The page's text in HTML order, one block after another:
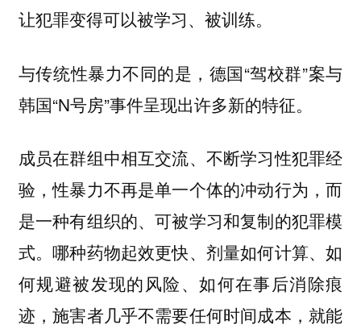
让犯罪变得可以被学习、被训练。
与传统性暴力不同的是，德国“驾校群”案与
韩国“N号房”事件呈现出许多新的特征。
成员在群组中相互交流、不断学习性犯罪经
验，性暴力不再是单一个体的冲动行为，而
是一种有组织的、可被学习和复制的犯罪模
式。哪种药物起效更快、剂量如何计算、如
何规避被发现的风险、如何在事后消除痕
迹，施害者几乎不需要任何时间成本，就能